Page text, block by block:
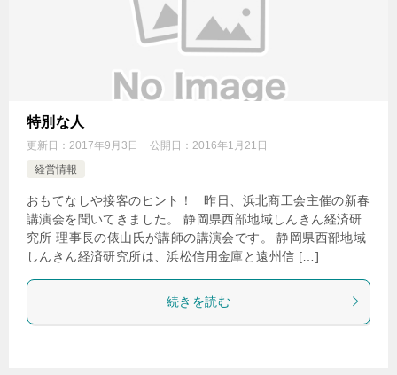
特別な人
更新日： 2017年9月3日 公開日： 2016年1月21日
経営情報
おもてなしや接客のヒント！ 昨日、浜北商工会主催の新春
講演会を聞いてきました。 静岡県西部地域しんきん経済研
究所 理事長の俵山氏が講師の講演会です。 静岡県西部地域
しんきん経済研究所は、浜松信用金庫と遠州信 […]
続きを読む